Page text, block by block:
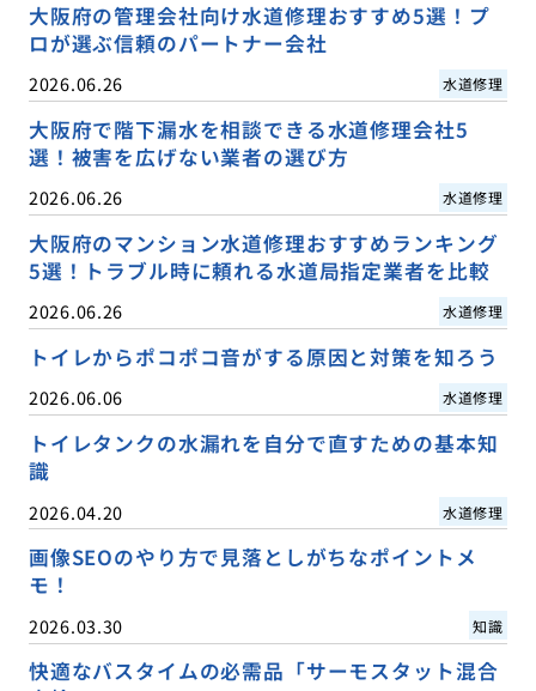
大阪府の管理会社向け水道修理おすすめ5選！プ
ロが選ぶ信頼のパートナー会社
2026.06.26 水道修理
大阪府で階下漏水を相談できる水道修理会社5
選！被害を広げない業者の選び方
2026.06.26 水道修理
大阪府のマンション水道修理おすすめランキング
5選！トラブル時に頼れる水道局指定業者を比較
2026.06.26 水道修理
トイレからポコポコ音がする原因と対策を知ろう
2026.06.06 水道修理
トイレタンクの水漏れを自分で直すための基本知
識
2026.04.20 水道修理
画像SEOのやり方で見落としがちなポイントメ
モ！
2026.03.30 知識
快適なバスタイムの必需品「サーモスタット混合